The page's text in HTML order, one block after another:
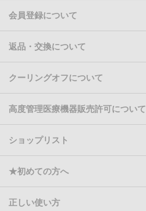
会員登録について
返品・交換について
クーリングオフについて
高度管理医療機器販売許可について
ショップリスト
★初めての方へ
正しい使い方